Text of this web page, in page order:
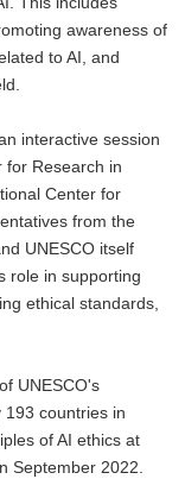
awareness of
to AI, and
interactive session
for Research in
Center for
from the
UNESCO itself
role in supporting
ethical standards,
UNESCO's
193 countries in
of AI ethics at
September 2022.